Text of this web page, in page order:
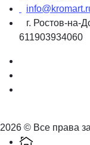
г. Ростов-
611903934060
2026 © Все права